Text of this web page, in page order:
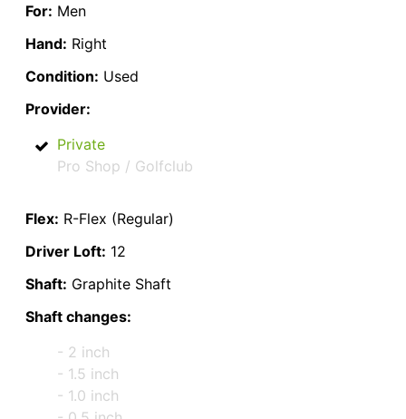
For: Men
Hand: Right
Condition: Used
Provider:
Private
Pro Shop / Golfclub
Flex: R-Flex (Regular)
Driver Loft: 12
Shaft: Graphite Shaft
Shaft changes:
- 2 inch
- 1.5 inch
- 1.0 inch